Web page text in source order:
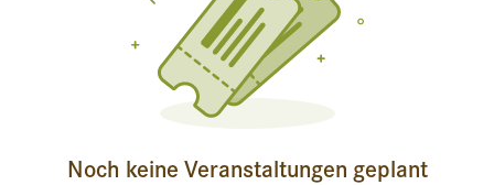
Noch keine Veranstaltungen geplant